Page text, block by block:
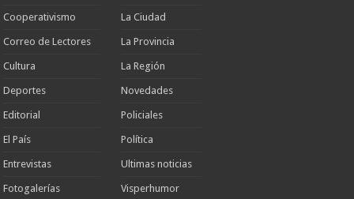
Cooperativismo
Correo de Lectores
Cultura
Deportes
Editorial
El País
Entrevistas
Fotogalerías
La Ciudad
La Provincia
La Región
Novedades
Policiales
Política
Ultimas noticias
Visperhumor